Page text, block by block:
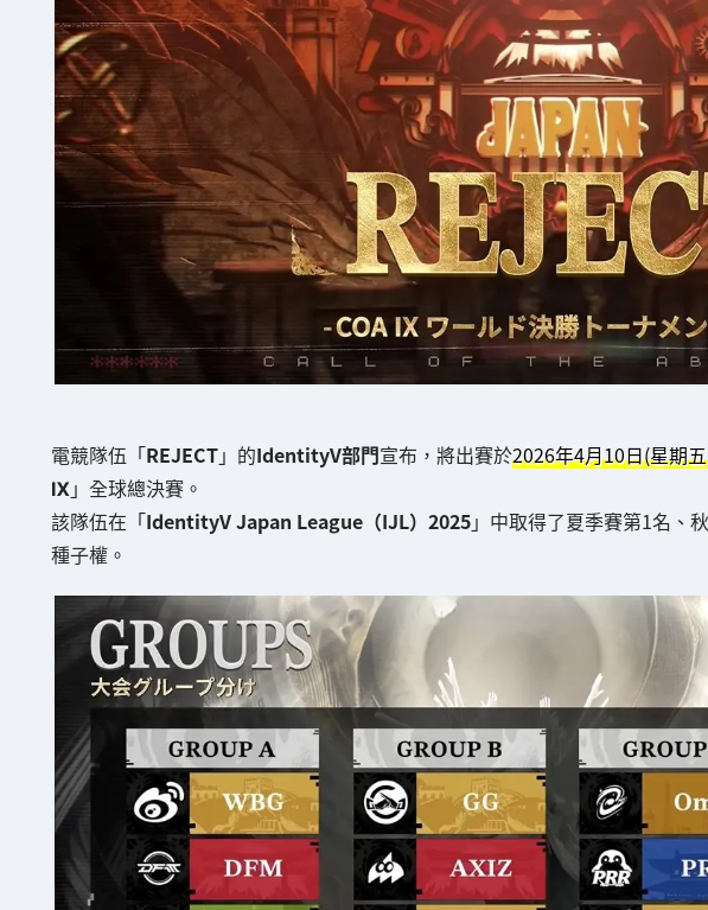
電競隊伍「REJECT」的IdentityV部門宣布，將出賽於2026年4月10日(星期
Ⅸ」全球總決賽。
該隊伍在「IdentityV Japan League（IJL）2025」中取得了夏季賽第1名、
種子權。